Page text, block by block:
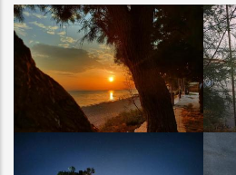
ΚΟΥΡΟΥΤΑ